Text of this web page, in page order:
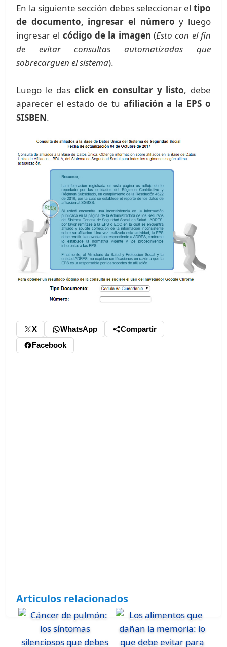
En la siguiente sección debes seleccionar el tipo
de documento, ingresar el número y luego
ingresar el código de la imagen (Esto con el fin
de evitar consultas automatizadas que
sobrecarguen el sistema).
Luego le das click en consultar y listo, debe
aparecer el estado de tu afiliación a la EPS o
SISBEN.
X WhatsApp
Compartir
Facebook
Articulos relacionados